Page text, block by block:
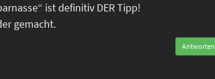
ist definitiv DER Tipp!
gemacht.
Antworten